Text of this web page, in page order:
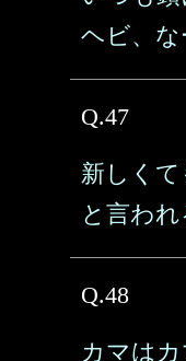
ヘビ、な
Q.47
新しく
と言わ
Q.48
カマは